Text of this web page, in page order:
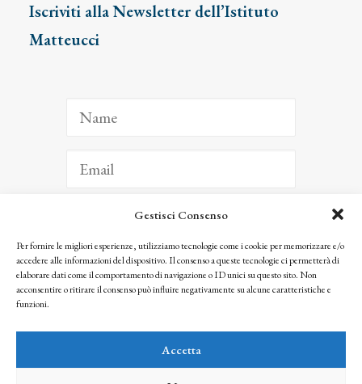
Gestisci Consenso
Per fornire le migliori esperienze, utilizziamo tecnologie come i cookie per memorizzare e/o
accedere alle informazioni del dispositivo. Il consenso a queste tecnologie ci permetterà di
elaborare dati come il comportamento di navigazione o ID unici su questo sito. Non
acconsentire o ritirare il consenso può influire negativamente su alcune caratteristiche e
funzioni.
Accetta
Iscriviti alla Newsletter dell’Istituto
Matteucci
ISCRIVITI
Facendo clic per iscriverti, riconosci che le tue informazioni saranno trattate
seguendo la nostra Privacy Policy
© 2025 Istituto Matteucci. All right reserved
l’autorizzazione scritta dei proprietari dei diritti e dell’Istituto Matteucci